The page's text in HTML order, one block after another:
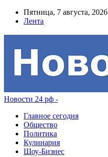
Пятница, 7 августа, 2026
Лента
Новости 24 рф -
Главное сегодня
Общество
Политика
Кулинария
Шоу-Бизнес